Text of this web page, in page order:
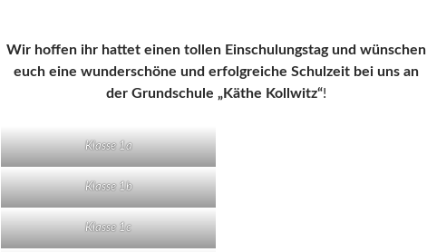
Wir hoffen ihr hattet einen tollen Einschulungstag und wünschen
euch eine wunderschöne und erfolgreiche Schulzeit bei uns an
der Grundschule „Käthe Kollwitz“!
Klasse 1a
Klasse 1b
Klasse 1c